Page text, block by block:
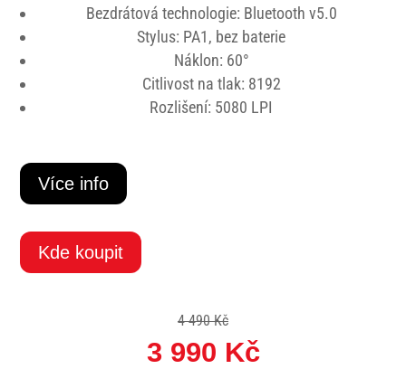
Bezdrátová technologie: Bluetooth v5.0
Stylus: PA1, bez baterie
Náklon: 60°
Citlivost na tlak: 8192
Rozlišení: 5080 LPI
Více info
Kde koupit
4 490 Kč
3 990 Kč